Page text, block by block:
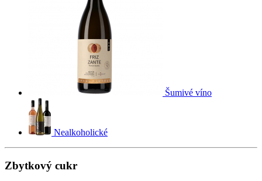
Šumivé víno
Nealkoholické
Zbytkový cukr